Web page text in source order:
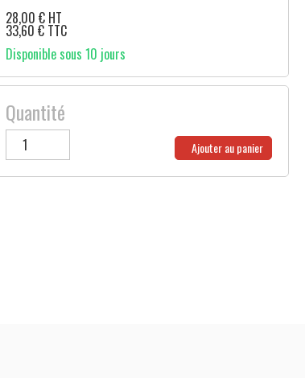
28,00€ HT
33,60€ TTC
Disponible sous 10 jours
Quantité
Ajouter au panier